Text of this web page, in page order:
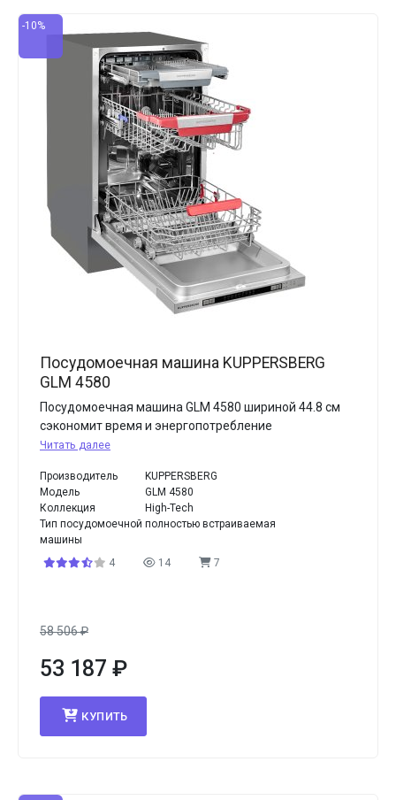
-10%
Посудомоечная машина KUPPERSBERG
GLM 4580
Посудомоечная машина GLM 4580 шириной 44.8 см
сэкономит время и энергопотребление
Читать далее
Производитель
KUPPERSBERG
Модель
GLM 4580
Коллекция
High-Tech
Тип посудомоечной
машины
полностью встраиваемая
4 14 7
58 506₽
53 187 ₽
КУПИТЬ